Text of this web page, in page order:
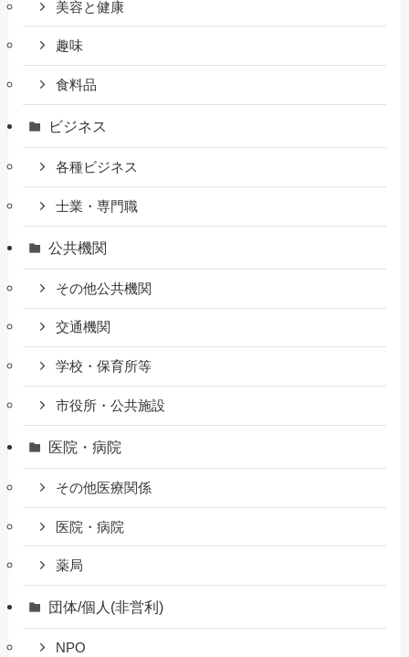
美容と健康
趣味
食料品
ビジネス
各種ビジネス
士業・専門職
公共機関
その他公共機関
交通機関
学校・保育所等
市役所・公共施設
医院・病院
その他医療関係
医院・病院
薬局
団体/個人(非営利)
NPO